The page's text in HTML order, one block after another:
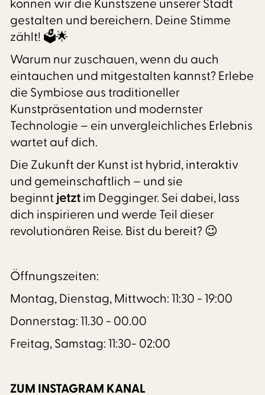
können wir die Kunstszene unserer Stadt
gestalten und bereichern. Deine Stimme
zählt! 🗳️🌟
Warum nur zuschauen, wenn du auch
eintauchen und mitgestalten kannst? Erlebe
die Symbiose aus traditioneller
Kunstpräsentation und modernster
Technologie – ein unvergleichliches Erlebnis
wartet auf dich.
Die Zukunft der Kunst ist hybrid, interaktiv
und gemeinschaftlich – und sie
beginnt jetztim Degginger. Sei dabei, lass
dich inspirieren und werde Teil dieser
revolutionären Reise. Bist du bereit? 😉
Öffnungszeiten:
Montag, Dienstag, Mittwoch: 11:30 - 19:00
Donnerstag: 11.30 - 00.00
Freitag, Samstag: 11:30- 02:00
ZUM INSTAGRAM KANAL